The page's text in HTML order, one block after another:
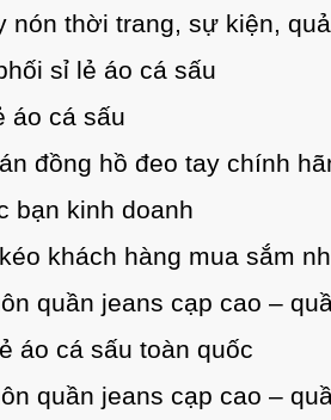
nón thời trang, sự kiện,
sỉ lẻ áo cá sấu
áo cá sấu
đồng hồ đeo tay chính
bạn kinh doanh
khách hàng mua sắm
quần jeans cạp cao –
áo cá sấu toàn quốc
quần jeans cạp cao –